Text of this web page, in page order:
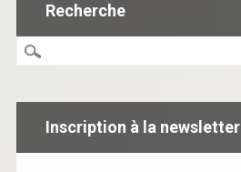
Recherche
Inscription à la newsletter